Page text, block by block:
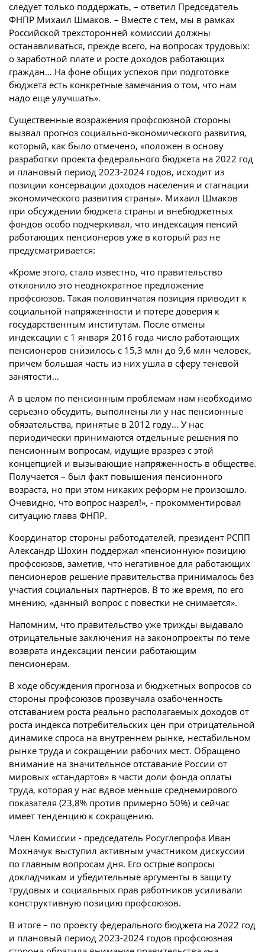
следует только поддержать, – ответил Председатель
ФНПР Михаил Шмаков. – Вместе с тем, мы в рамках
Российской трехсторонней комиссии должны
останавливаться, прежде всего, на вопросах трудовых:
о заработной плате и росте доходов работающих
граждан… На фоне общих успехов при подготовке
бюджета есть конкретные замечания о том, что нам
надо еще улучшать».
Существенные возражения профсоюзной стороны
вызвал прогноз социально-экономического развития,
который, как было отмечено, «положен в основу
разработки проекта федерального бюджета на 2022 год
и плановый период 2023-2024 годов, исходит из
позиции консервации доходов населения и стагнации
экономического развития страны». Михаил Шмаков
при обсуждении бюджета страны и внебюджетных
фондов особо подчеркивал, что индексация пенсий
работающих пенсионеров уже в который раз не
предусматривается:
«Кроме этого, стало известно, что правительство
отклонило это неоднократное предложение
профсоюзов. Такая половинчатая позиция приводит к
социальной напряженности и потере доверия к
государственным институтам. После отмены
индексации с 1 января 2016 года число работающих
пенсионеров снизилось с 15,3 млн до 9,6 млн человек,
причем большая часть из них ушла в сферу теневой
занятости…
А в целом по пенсионным проблемам нам необходимо
серьезно обсудить, выполнены ли у нас пенсионные
обязательства, принятые в 2012 году… У нас
периодически принимаются отдельные решения по
пенсионным вопросам, идущие вразрез с этой
концепцией и вызывающие напряженность в обществе.
Получается – был факт повышения пенсионного
возраста, но при этом никаких реформ не произошло.
Очевидно, что вопрос назрел!», - прокомментировал
ситуацию глава ФНПР.
Координатор стороны работодателей, президент РСПП
Александр Шохин поддержал «пенсионную» позицию
профсоюзов, заметив, что негативное для работающих
пенсионеров решение правительства принималось без
участия социальных партнеров. В то же время, по его
мнению, «данный вопрос с повестки не снимается».
Напомним, что правительство уже трижды выдавало
отрицательные заключения на законопроекты по теме
возврата индексации пенсии работающим
пенсионерам.
В ходе обсуждения прогноза и бюджетных вопросов со
стороны профсоюзов прозвучала озабоченность
отставанием роста реально располагаемых доходов от
роста индекса потребительских цен при отрицательной
динамике спроса на внутреннем рынке, нестабильном
рынке труда и сокращении рабочих мест. Обращено
внимание на значительное отставание России от
мировых «стандартов» в части доли фонда оплаты
труда, которая у нас вдвое меньше среднемирового
показателя (23,8% против примерно 50%) и сейчас
имеет тенденцию к сокращению.
Член Комиссии - председатель Росуглепрофа Иван
Мохначук выступил активным участником дискуссии
по главным вопросам дня. Его острые вопросы
докладчикам и убедительные аргументы в защиту
трудовых и социальных прав работников усиливали
конструктивную позицию профсоюзов.
В итоге – по проекту федерального бюджета на 2022 год
и плановый период 2023-2024 годов профсоюзная